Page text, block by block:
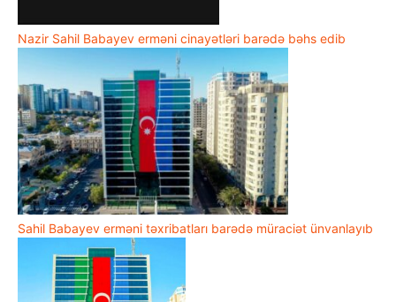
Nazir Sahil Babayev erməni cinayətləri barədə bəhs edib
Sahil Babayev erməni təxribatları barədə müraciət ünvanlayıb